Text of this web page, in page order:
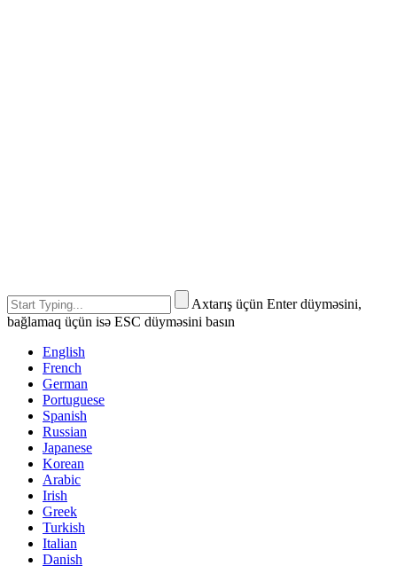
Axtarış üçün Enter düyməsini,
bağlamaq üçün isə ESC düyməsini basın
English
French
German
Portuguese
Spanish
Russian
Japanese
Korean
Arabic
Irish
Greek
Turkish
Italian
Danish